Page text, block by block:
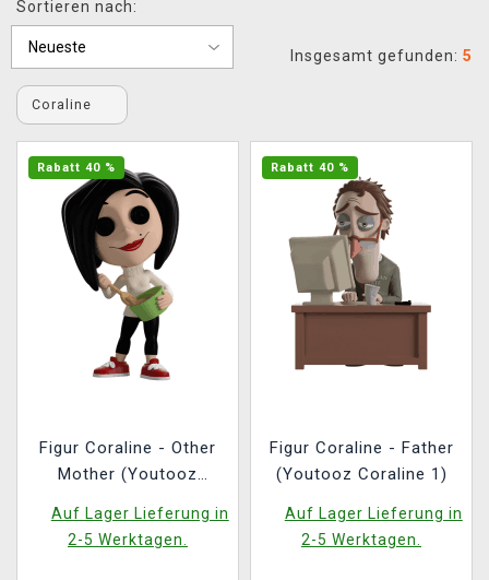
XZONE CLUB
Sortieren nach:
Insgesamt gefunden: 5
Coraline
Rabatt 40 %
Figur Coraline - Other
Mother (Youtooz
Auf Lager Lieferung in
2-5 Werktagen.
Rabatt 40 %
Figur Coraline - Father
(Youtooz Coraline 1)
Auf Lager Lieferung in
2-5 Werktagen.